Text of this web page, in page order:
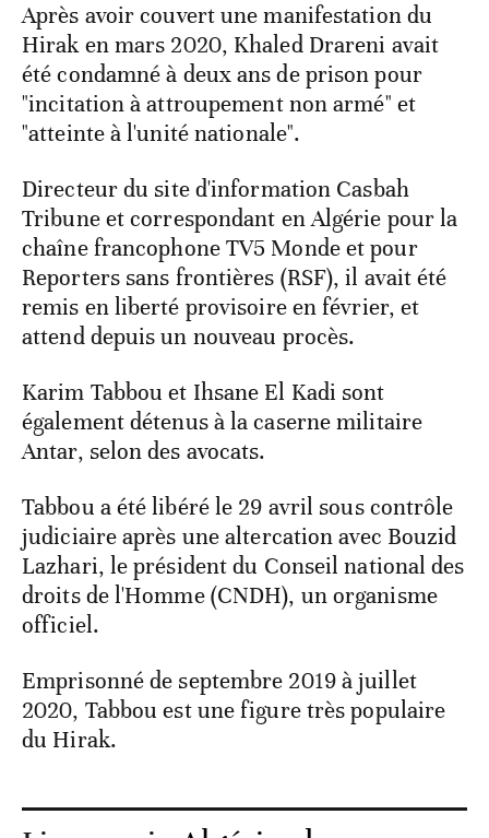
Après avoir couvert une manifestation du
Hirak en mars 2020, Khaled Drareni avait
été condamné à deux ans de prison pour
"incitation à attroupement non armé" et
"atteinte à l'unité nationale".
Directeur du site d'information Casbah
Tribune et correspondant en Algérie pour la
chaîne francophone TV5 Monde et pour
Reporters sans frontières (RSF), il avait été
remis en liberté provisoire en février, et
attend depuis un nouveau procès.
Karim Tabbou et Ihsane El Kadi sont
également détenus à la caserne militaire
Antar, selon des avocats.
Tabbou a été libéré le 29 avril sous contrôle
judiciaire après une altercation avec Bouzid
Lazhari, le président du Conseil national des
droits de l'Homme (CNDH), un organisme
officiel.
Emprisonné de septembre 2019 à juillet
2020, Tabbou est une figure très populaire
du Hirak.